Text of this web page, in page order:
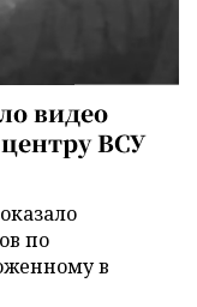
видео
ВСУ
по
в